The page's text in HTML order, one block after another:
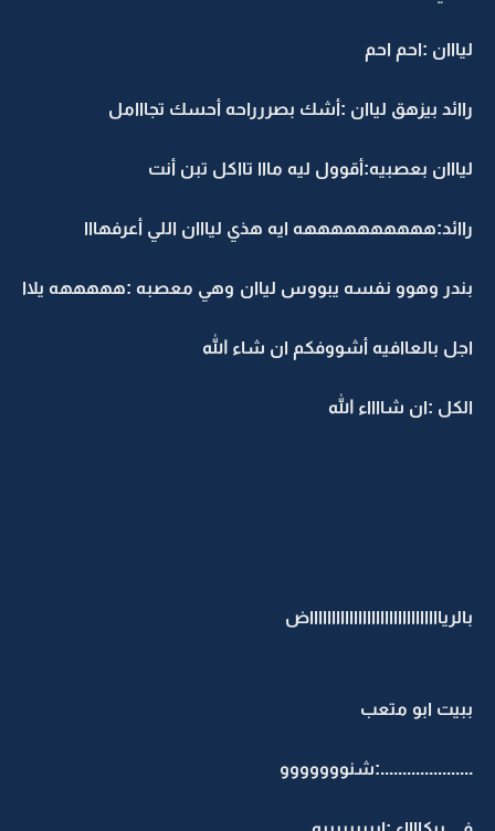
ليااان :احم احم
راائد بيزهق لياان :أشك بصررراحه أحسك تجااامل
ليااان بعصبيه:أقوول ليه مااا تااكل تبن أنت
راائد:ههههههههههه ايه هذي ليااان اللي أعرفهااا
بندر وهوو نفسه يبووس لياان وهي معصبه :هههههه يلاا
اجل بالعاافيه أشووفكم ان شاء الله
الكل :ان شااااء الله
بالريااااااااااااااااااااااااااااااض
ببيت ابو متعب
.....................:شنووووووو